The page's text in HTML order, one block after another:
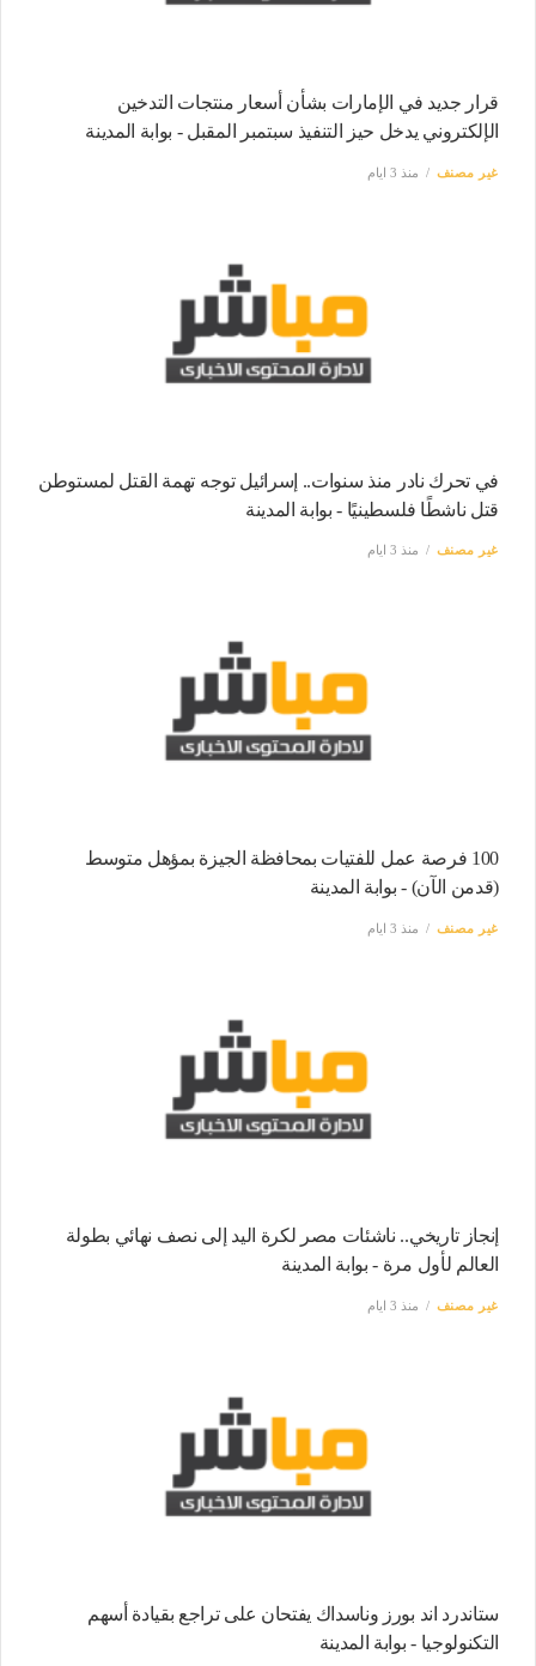
قرار جديد في الإمارات بشأن أسعار منتجات التدخين
الإلكتروني يدخل حيز التنفيذ سبتمبر المقبل - بوابة المدينة
غير مصنف منذ 3 ايام
في تحرك نادر منذ سنوات.. إسرائيل توجه تهمة القتل لمستوطن
قتل ناشطًا فلسطينيًا - بوابة المدينة
غير مصنف منذ 3 ايام
100 فرصة عمل للفتيات بمحافظة الجيزة بمؤهل متوسط
(قدمن الآن) - بوابة المدينة
غير مصنف منذ 3 ايام
إنجاز تاريخي.. ناشئات مصر لكرة اليد إلى نصف نهائي بطولة
العالم لأول مرة - بوابة المدينة
غير مصنف منذ 3 ايام
ستاندرد اند بورز وناسداك يفتحان على تراجع بقيادة أسهم
التكنولوجيا - بوابة المدينة